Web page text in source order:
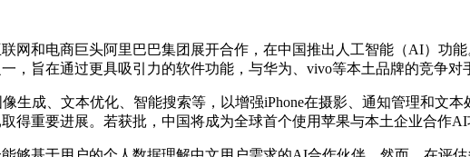
网和电商巨头阿里巴巴集团展开合作，在中国推出人工智能（AI）功
，旨在通过更具吸引力的软件功能，与华为、vivo等本土品牌的竞争对
生成、文本优化、智能搜索等，以增强iPhone在摄影、通知管理和文
得重要进展。若获批，中国将成为全球首个使用苹果与本土企业合作AI